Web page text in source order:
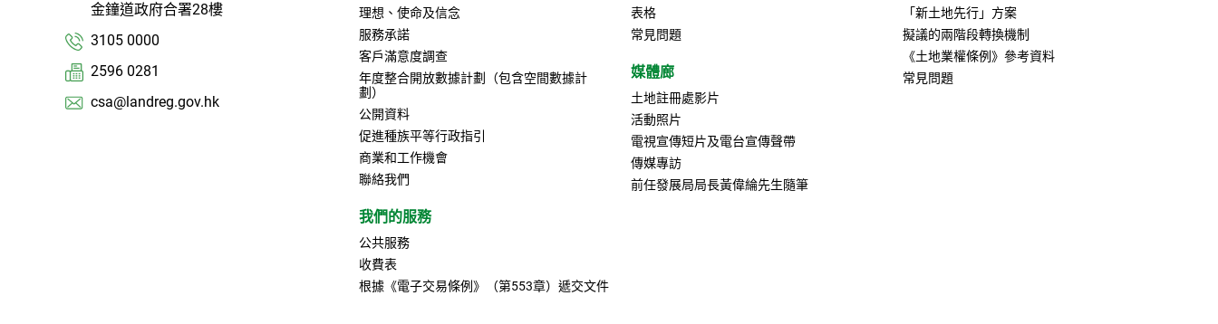
金鐘道政府合署28樓
3105 0000
2596 0281
csa@landreg.gov.hk
理想、使命及信念
服務承諾
客戶滿意度調查
年度整合開放數據計劃（包含空間數據計
劃）
公開資料
促進種族平等行政指引
商業和工作機會
聯絡我們
我們的服務
公共服務
收費表
根據《電子交易條例》（第553章）遞交文件
表格
常見問題
媒體廊
土地註冊處影片
活動照片
電視宣傳短片及電台宣傳聲帶
傳媒專訪
前任發展局局長黃偉綸先生隨筆
「新土地先行」方案
擬議的兩階段轉換機制
《土地業權條例》參考資料
常見問題